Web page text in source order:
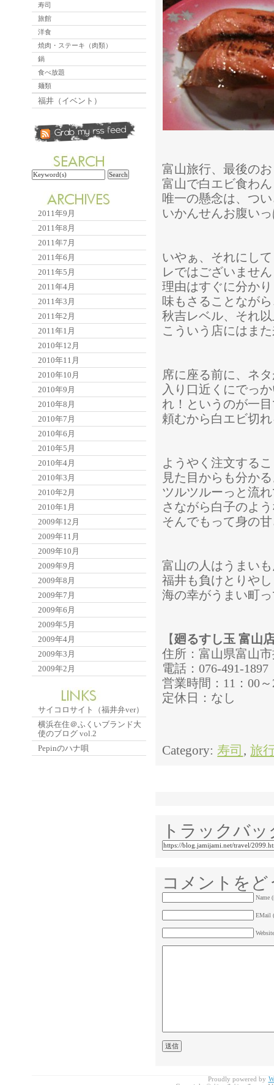
富山旅行、最後の
富山で白エビ食わ
唯一の懸念は、つ
いかんせんお腹い
いやぁ、それにし
レではございませ
理由はすぐに分か
味もさることなが
秋吉レベル、それ
こういう店にはま
席に座る前に、ネ
入り口近くにでっ
れ！というのが一
頼むから白エビ切
ようやく注文する
見た目からも分か
ツルツルーっと流
さながら白子のよ
そんでもって身の
富山の人はうまい
福井も負けとりや
海の幸がうまい町
【廻るすし玉 富山
住所：富山県富山
電話：076-491-1897
営業時間：11：00
定休日：なし
Category: 寿司 , 旅
トラックバッ
コメントをど
Name
EMail
寿司
旅館
洋食
焼肉・ステーキ（肉類）
鍋
食べ放題
麺類
福井（イベント）
2011年9月
2011年8月
2011年7月
2011年6月
2011年5月
2011年4月
2011年3月
2011年2月
2011年1月
2010年12月
2010年11月
2010年10月
2010年9月
2010年8月
2010年7月
2010年6月
2010年5月
2010年4月
2010年3月
2010年2月
2010年1月
2009年12月
2009年11月
2009年10月
2009年9月
2009年8月
2009年7月
2009年6月
2009年5月
2009年4月
2009年3月
2009年2月
サイコロサイト（福井弁ver）
横浜在住＠ふくいブランド大
使のブログ vol.2
Pepinのハナ唄
Proudly powered by